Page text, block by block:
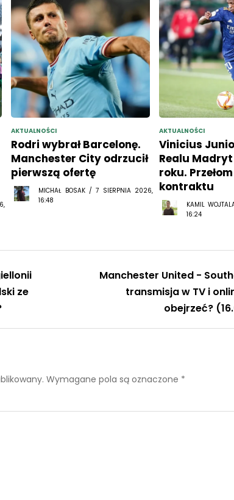
AKTUALNOŚCI
Rodri wybrał Barcelonę.
Manchester City odrzucił
pierwszą ofertę
MICHAŁ BOSAK / 7 SIERPNIA 2026,
16:48
AKTUALNOŚCI
Vinicius
Realu
roku.
kontraktu
KAMIL
16:24
ze
Manchester United -
transmisja w TV i
obejrzeć?
Wymagane pola są oznaczone *